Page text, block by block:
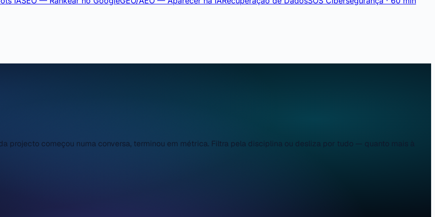
projecto começou numa conversa, terminou em métrica. Filtra pela disciplina ou desliza por tudo — quanto mais à